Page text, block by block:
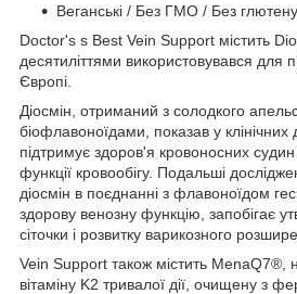
Веганські / Без ГМО / Без
Doctor's s Best Vein Support містить
десятиліттями використовувався для
Європі.
Діосмін, отриманий з солодкого
біофлавоноїдами, показав у
підтримує здоров'я кровоносних
функції кровообігу. Подальші
діосмін в поєднанні з флавоноїдом
здорову венозну функцію, запобігає
сіточки і розвитку варикозного
Vein Support також містить MenaQ7®,
вітаміну K2 тривалої дії, очищену з